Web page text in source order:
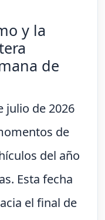
y la
de
julio de 2026
de
del año
Esta fecha
el final de